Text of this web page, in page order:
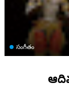
సంగీతం